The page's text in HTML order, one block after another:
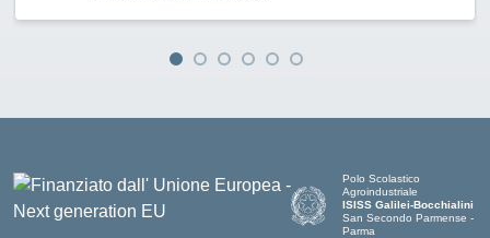
Polo Scolastico
Agroindustriale
ISISS Galilei-Bocchialini
San Secondo Parmense -
Parma